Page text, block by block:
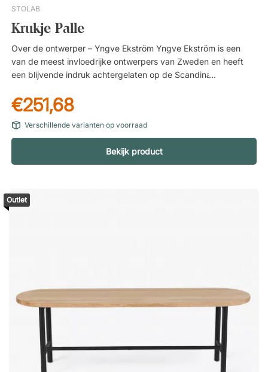
STOLAB
Krukje Palle
Over de ontwerper – Yngve Ekström Yngve Ekström is een
van de meest invloedrijke ontwerpers van Zweden en heeft
een blijvende indruk achtergelaten op de Scandinavische
begon hij al op 13-jarige leeftijd te werken in de oudste
meubelfabriek van Zweden. Daar legde hij de basis voor zijn
diepgaande kennis van het meubelmakersvak en ontwikkelde
hij een uitzonderlijk gevoel voor materialen, constructie en
verhoudingen. Met eenvoud, functionaliteit en ambachtelijke
kwaliteit als leidraad ontwierp Yngve Ekström meubels waarin
ontwerpen zijn tijdloze klassiekers geworden, maar vooral de
fauteuil Lamino uit de jaren 50 is synoniem geworden met zijn
jaren 50. Met zijn zacht afgeronde vormen en stevige houten
poten weerspiegelt hij de kern van het Scandinavische design
– waar functionaliteit en harmonieuze vorm samenkomen. De
royale zitting biedt comfortabel zitgemak en maakt de kruk
even geschikt als extra zitplaats wanneer nodig als praktische
bijzettafel. De doordachte constructie maakt hem eenvoudig
te monteren en tot een flexibele aanvulling in huis.
€251,68
Verschillende varianten op voorraad
Bekijk product
Outlet